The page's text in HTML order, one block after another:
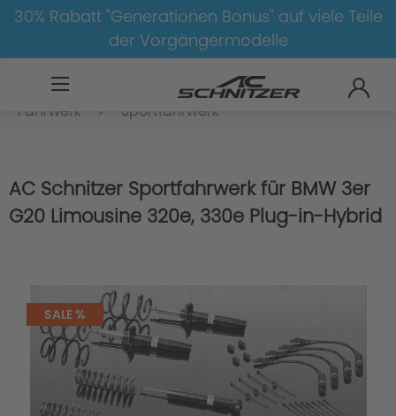
30% Rabatt "Generationen Bonus" auf viele Teile
der Vorgängermodelle
3er-G20/G21
Fahrwerk
Sportfahrwerk
AC Schnitzer Sportfahrwerk für BMW 3er
G20 Limousine 320e, 330e Plug-in-Hybrid
SALE %